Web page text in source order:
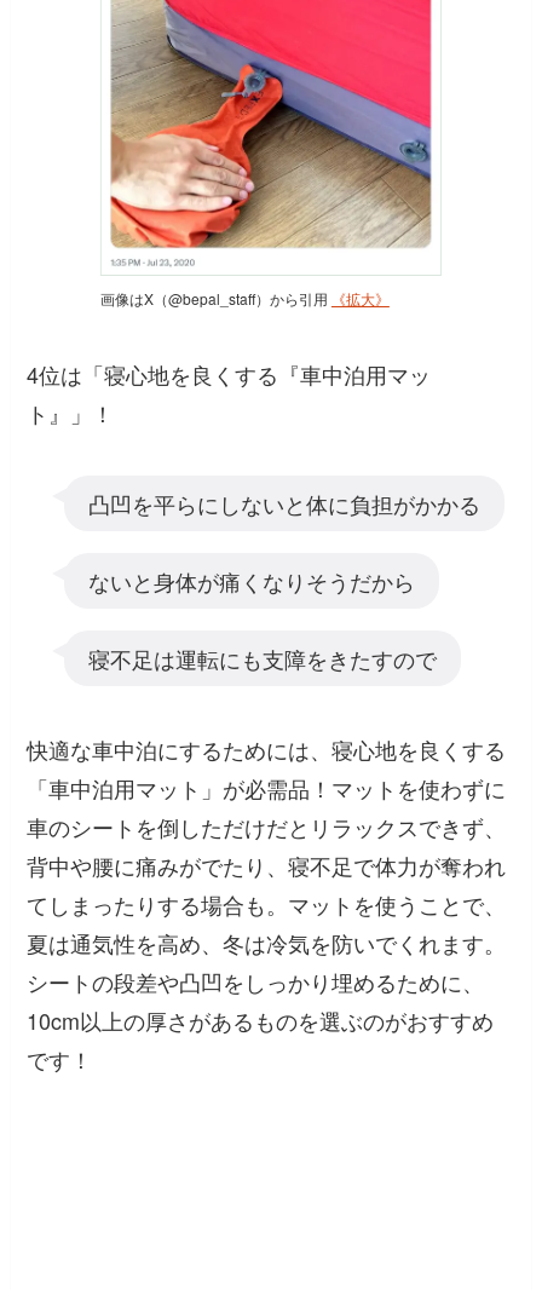
画像はX（@bepal_staff）から引用 《拡大》
4位は「寝心地を良くする『車中泊用マッ
ト』」！
凸凹を平らにしないと体に負担がかかる
ないと身体が痛くなりそうだから
寝不足は運転にも支障をきたすので
快適な車中泊にするためには、寝心地を良くする
「車中泊用マット」が必需品！マットを使わずに
車のシートを倒しただけだとリラックスできず、
背中や腰に痛みがでたり、寝不足で体力が奪われ
てしまったりする場合も。マットを使うことで、
夏は通気性を高め、冬は冷気を防いでくれます。
シートの段差や凸凹をしっかり埋めるために、
10cm以上の厚さがあるものを選ぶのがおすすめ
です！